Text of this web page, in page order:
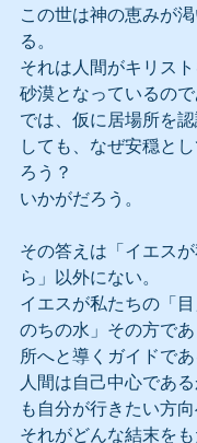
この世は神の恵みが
る。
それは人間がキリス
砂漠となっているので
では、仮に居場所を
しても、なぜ安穏と
ろう？
いかがだろう。
その答えは「イエス
ら」以外にない。
イエスが私たちの「
のちの水」その方で
所へと導くガイドであ
人間は自己中心であ
も自分が行きたい方向
それがどんな結末を